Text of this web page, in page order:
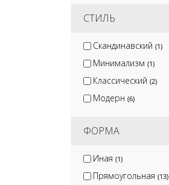
СТИЛЬ
Скандинавский (1)
Минимализм (1)
Классический (2)
Модерн (6)
ФОРМА
Иная (1)
Прямоугольная (13)